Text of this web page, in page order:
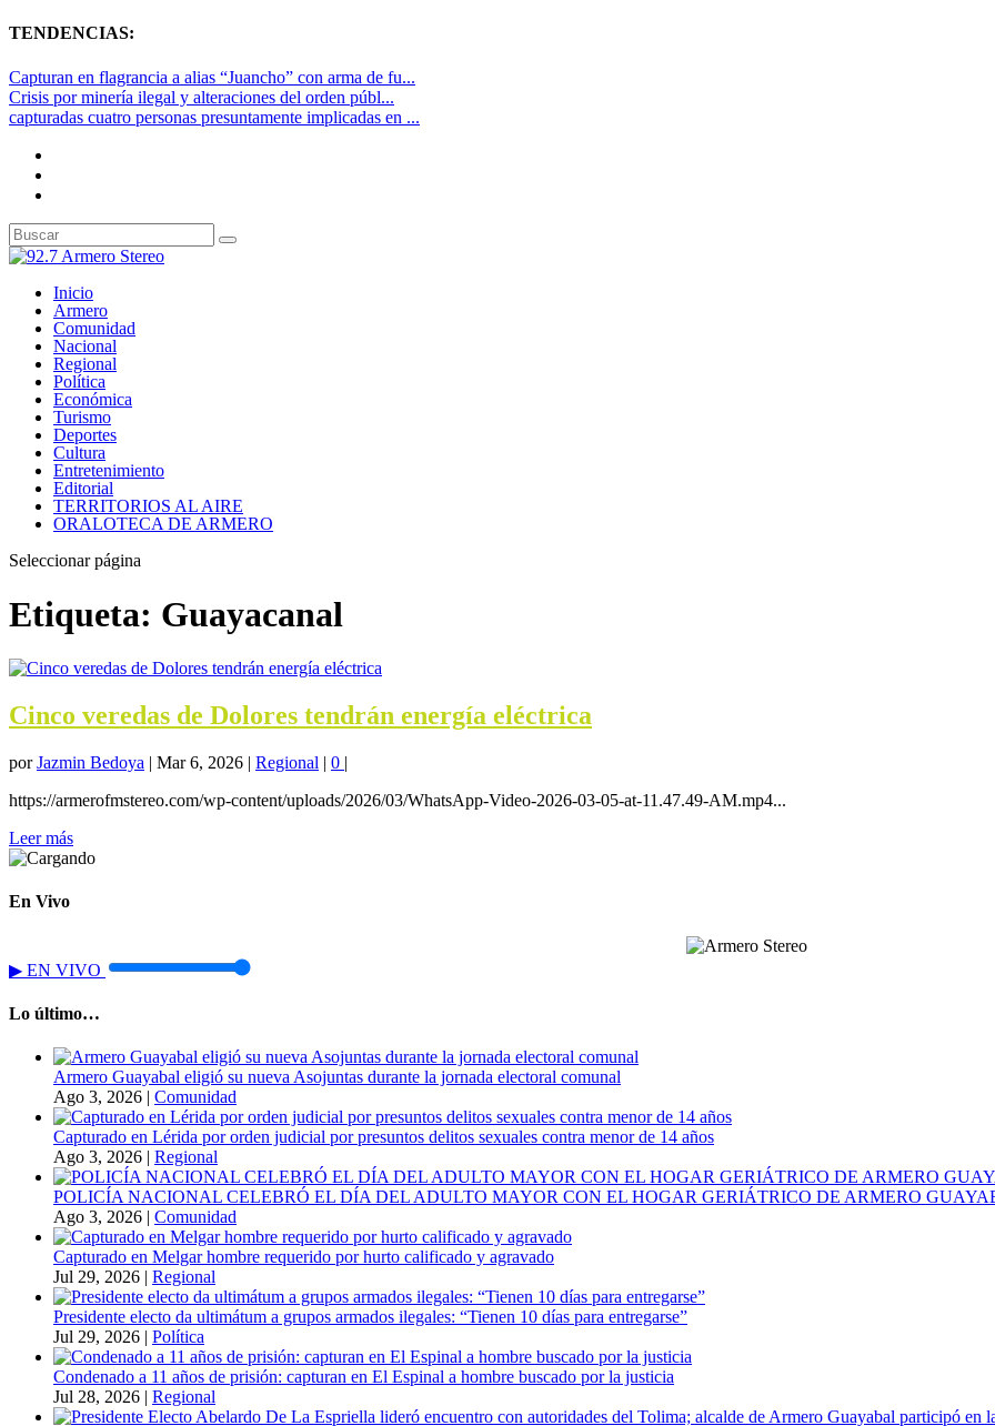
TENDENCIAS:
Capturan en flagrancia a alias “Juancho” con arma de fu...
Crisis por minería ilegal y alteraciones del orden públ...
capturadas cuatro personas presuntamente implicadas en ...
Inicio
Armero
Comunidad
Nacional
Regional
Política
Económica
Turismo
Deportes
Cultura
Entretenimiento
Editorial
TERRITORIOS AL AIRE
ORALOTECA DE ARMERO
Seleccionar página
Etiqueta: Guayacanal
Cinco veredas de Dolores tendrán energía eléctrica
porJazmin Bedoya | Mar 6, 2026 | Regional | 0 |
https://armerofmstereo.com/wp-content/uploads/2026/03/WhatsApp-Video-2026-03-05-at-11.47.49-AM.mp4...
Leer más
En Vivo
▶ EN VIVO
Lo último…
Armero Guayabal eligió su nueva Asojuntas durante la jornada electoral comunal
Ago 3, 2026 | Comunidad
Capturado en Lérida por orden judicial por presuntos delitos sexuales contra menor de 14 años
Ago 3, 2026 | Regional
POLICÍA NACIONAL CELEBRÓ EL DÍA DEL ADULTO MAYOR CON EL HOGAR GERIÁTRICO DE ARMERO
Ago 3, 2026 | Comunidad
Capturado en Melgar hombre requerido por hurto calificado y agravado
Jul 29, 2026 | Regional
Presidente electo da ultimátum a grupos armados ilegales: “Tienen 10 días para entregarse”
Jul 29, 2026 | Política
Condenado a 11 años de prisión: capturan en El Espinal a hombre buscado por la justicia
Jul 28, 2026 | Regional